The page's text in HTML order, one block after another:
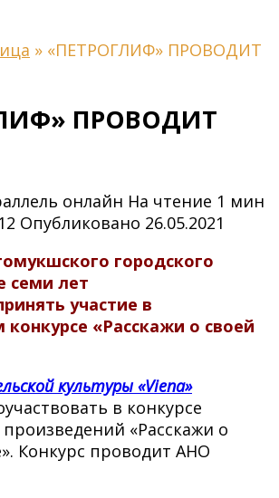
» «ПЕТРОГЛИФ» ПРОВОДИТ
ПРОВОДИТ
онлайн На чтение 1 мин
Опубликовано 26.05.2021
городского
семи лет
участие в
«Расскажи о своей
культуры «Viena»
в конкурсе
«Расскажи о
Конкурс проводит АНО